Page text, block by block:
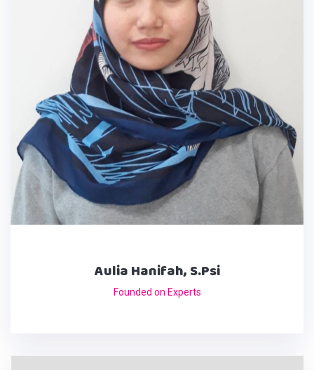
Aulia Hanifah, S.Psi
Founded on Experts